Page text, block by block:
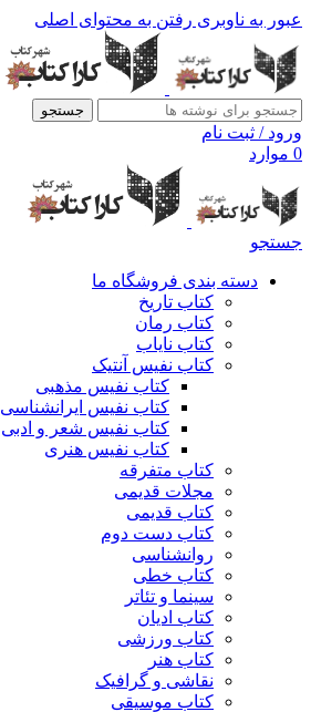
عبور به ناوبری رفتن به محتوای اصلی
جستجو
ورود / ثبت نام
0 موارد
جستجو
دسته بندی فروشگاه ما
کتاب تاریخ
کتاب رمان
کتاب نایاب
کتاب نفیس آنتیک
کتاب نفیس مذهبی
کتاب نفیس ایرانشناسی
کتاب نفیس شعر و ادبی
کتاب نفیس هنری
کتاب متفرقه
مجلات قدیمی
کتاب قدیمی
کتاب دست دوم
روانشناسی
کتاب خطی
سینما و تئاتر
کتاب ادیان
کتاب ورزشی
کتاب هنر
نقاشی و گرافیک
کتاب موسیقی